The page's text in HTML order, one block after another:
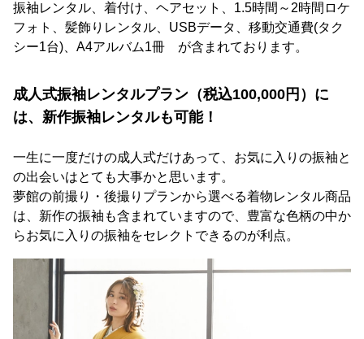
振袖レンタル、着付け、ヘアセット、1.5時間～2時間ロケ
フォト、髪飾りレンタル、USBデータ、移動交通費(タク
シー1台)、A4アルバム1冊 が含まれております。
成人式振袖レンタルプラン（税込100,000円）に
は、新作振袖レンタルも可能！
一生に一度だけの成人式だけあって、お気に入りの振袖と
の出会いはとても大事かと思います。
夢館の前撮り・後撮りプランから選べる着物レンタル商品
は、新作の振袖も含まれていますので、豊富な色柄の中か
らお気に入りの振袖をセレクトできるのが利点。